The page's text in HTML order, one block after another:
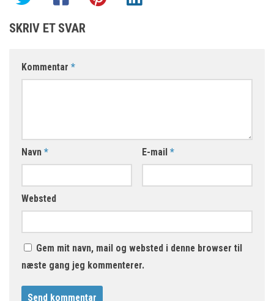
SKRIV ET SVAR
Kommentar *
Navn * E-mail *
Websted
Gem mit navn, mail og websted i denne browser til
næste gang jeg kommenterer.